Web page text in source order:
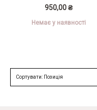
Cream 50 мл
950,00 ₴
Немає у наявності